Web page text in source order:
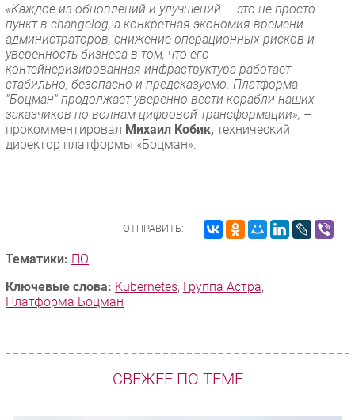
«Каждое из обновлений и улучшений — это не просто
пункт в changelog, а конкретная экономия времени
администраторов, снижение операционных рисков и
уверенность бизнеса в том, что его
контейнеризированная инфраструктура работает
стабильно, безопасно и предсказуемо. Платформа
"Боцман" продолжает уверенно вести корабли наших
заказчиков по волнам цифровой трансформации», –
прокомментировал Михаил Кобик, технический
директор платформы «Боцман».
ОТПРАВИТЬ:
Тематики: ПО
Ключевые слова: Kubernetes, Группа Астра,
Платформа Боцман
СВЕЖЕЕ ПО ТЕМЕ